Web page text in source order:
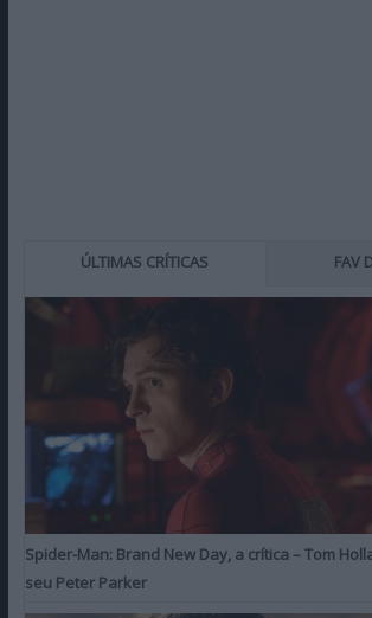
ÚLTIMAS CRÍTICAS FAV
Spider-Man: Brand New Day, a crítica – Tom
seu Peter Parker